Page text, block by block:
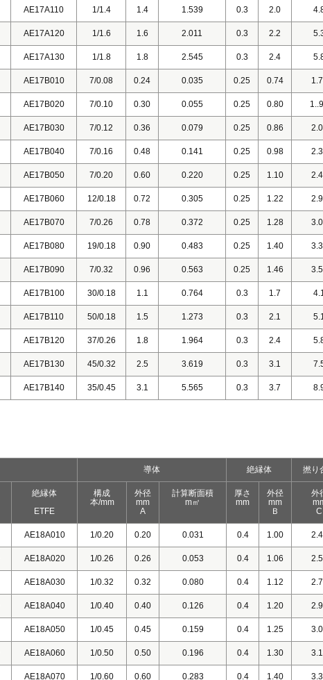
AE17A110 1/1.4 1.4 1.539 0.3 2.0
AE17A120 1/1.6 1.6 2.011 0.3 2.2
AE17A130 1/1.8 1.8 2.545 0.3 2.4
AE17B010 7/0.08 0.24 0.035 0.25 0.74
AE17B020 7/0.10 0.30 0.055 0.25 0.80
AE17B030 7/0.12 0.36 0.079 0.25 0.86
AE17B040 7/0.16 0.48 0.141 0.25 0.98
AE17B050 7/0.20 0.60 0.220 0.25 1.10
AE17B060 12/0.18 0.72 0.305 0.25 1.22
AE17B070 7/0.26 0.78 0.372 0.25 1.28
AE17B080 19/0.18 0.90 0.483 0.25 1.40
AE17B090 7/0.32 0.96 0.563 0.25 1.46
AE17B100 30/0.18 1.1 0.764 0.3 1.7
AE17B110 50/0.18 1.5 1.273 0.3 2.1
AE17B120 37/0.26 1.8 1.964 0.3 2.4
AE17B130 45/0.32 2.5 3.619 0.3 3.1
AE17B140 35/0.45 3.1 5.565 0.3 3.7
導体 絶縁体 撚り
絶縁体
ETFE
構成
本/mm
外径
mm
A
計算断面積
m㎡
厚さ
mm
外径
mm
Ｂ
外
C
AE18A010 1/0.20 0.20 0.031 0.4 1.00
AE18A020 1/0.26 0.26 0.053 0.4 1.06
AE18A030 1/0.32 0.32 0.080 0.4 1.12
AE18A040 1/0.40 0.40 0.126 0.4 1.20
AE18A050 1/0.45 0.45 0.159 0.4 1.25
AE18A060 1/0.50 0.50 0.196 0.4 1.30
AE18A070 1/0.60 0.60 0.283 0.4 1.40